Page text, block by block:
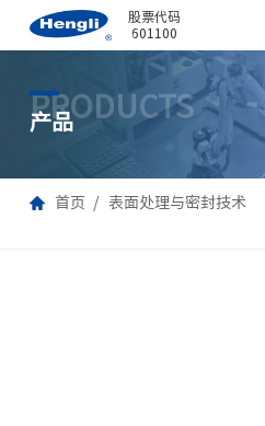
股票代码
601100
PRODUCTS
产品
首页 表面处理与密封技术